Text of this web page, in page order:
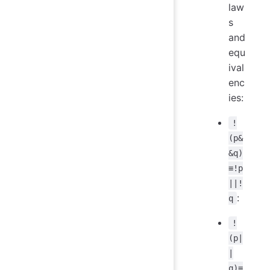
law
s
and
equ
ival
enc
ies:
!
(p&
&q)
≡!p
||!
q :
!
(p|